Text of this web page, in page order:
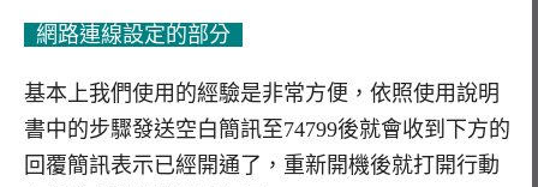
網路連線設定的部分
基本上我們使用的經驗是非常方便，依照使用說明
書中的步驟發送空白簡訊至74799後就會收到下方的
回覆簡訊表示已經開通了，重新開機後就打開行動